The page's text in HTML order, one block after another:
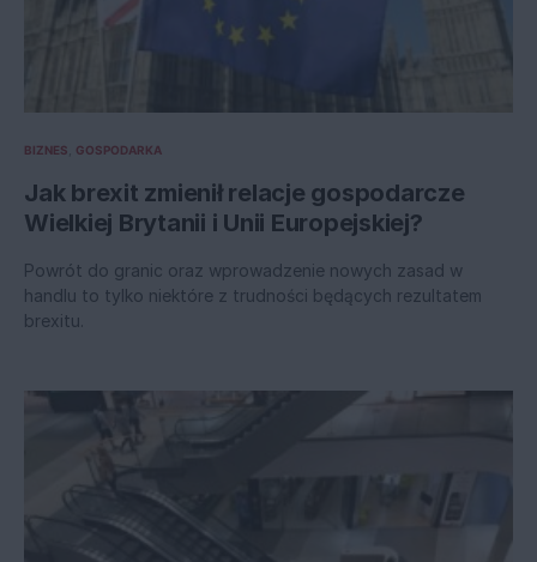
BIZNES GOSPODARKA
Jak brexit zmienił relacje gospodarcze
Wielkiej Brytanii i Unii Europejskiej?
Powrót do granic oraz wprowadzenie nowych zasad w
handlu to tylko niektóre z trudności będących rezultatem
brexitu.